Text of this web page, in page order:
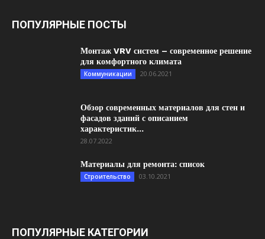
ПОПУЛЯРНЫЕ ПОСТЫ
Монтаж VRV систем – современное решение
для комфортного климата
Коммуникации 20.06.2021
Обзор современных материалов для стен и
фасадов зданий с описанием
характеристик...
28.07.2022
Материалы для ремонта: список
Строительство 03.10.2021
ПОПУЛЯРНЫЕ КАТЕГОРИИ